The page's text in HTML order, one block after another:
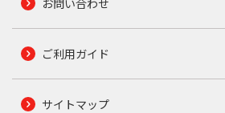
ご利用ガイド
サイトマップ